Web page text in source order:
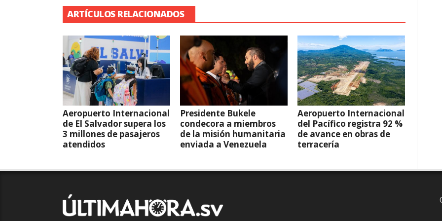
ARTÍCULOS RELACIONADOS
Aeropuerto Internacional
de El Salvador supera los
3 millones de pasajeros
atendidos
Presidente Bukele
condecora a miembros
de la misión humanitaria
enviada a Venezuela
Aeropuerto Internacional
del Pacífico registra 92 %
de avance en obras de
terracería